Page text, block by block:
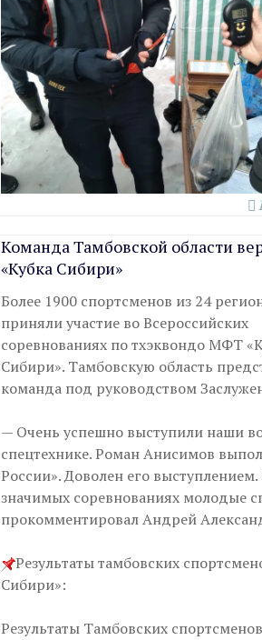
Команда Тамбовской области
«Кубка Сибири»
Более 1900 спортсменов из 24
приняли участие во Всероссийских
соревнованиях по тхэквондо МФТ
Сибири». Тамбовскую область
команда под руководством
— Очень успешно выступили наши
спецтехнике. Роман Анисимов
России». Доволен его
значимых соревнованиях молодые
прокомментировал Андрей
Результаты тамбовских
Сибири»:
Результаты Тамбовских